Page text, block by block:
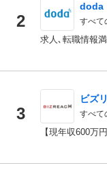
2
doda
すべて
求人､転職情報
3
ビズ
すべて
【現年収600万